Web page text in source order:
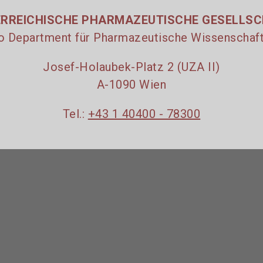
PHARMAZEUTISCHE
Department für Pharmazeutische
Josef-Holaubek-Platz 2 (UZA II)
A-1090 Wien
Tel.: +43 1 40400 - 78300